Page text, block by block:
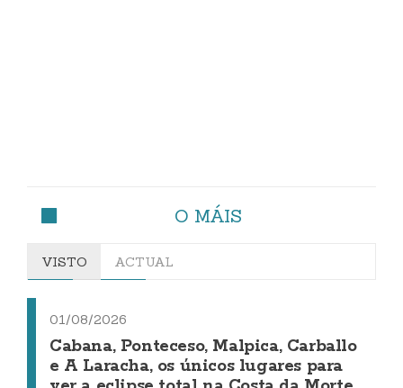
O MÁIS
VISTO ACTUAL
01/08/2026
Cabana, Ponteceso, Malpica, Carballo
e A Laracha, os únicos lugares para